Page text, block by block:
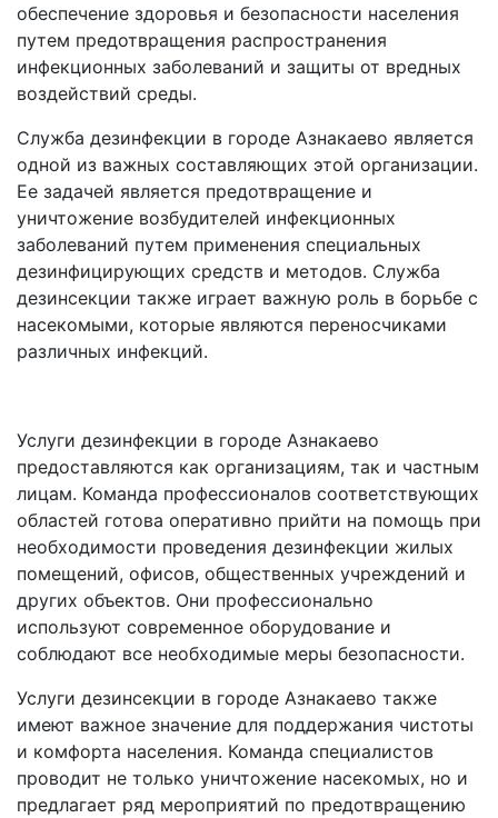
обеспечение здоровья и безопасности населения
путем предотвращения распространения
инфекционных заболеваний и защиты от вредных
воздействий среды.
Служба дезинфекции в городе Азнакаево является
одной из важных составляющих этой организации.
Ее задачей является предотвращение и
уничтожение возбудителей инфекционных
заболеваний путем применения специальных
дезинфицирующих средств и методов. Служба
дезинсекции также играет важную роль в борьбе с
насекомыми, которые являются переносчиками
различных инфекций.
Услуги дезинфекции в городе Азнакаево
предоставляются как организациям, так и частным
лицам. Команда профессионалов соответствующих
областей готова оперативно прийти на помощь при
необходимости проведения дезинфекции жилых
помещений, офисов, общественных учреждений и
других объектов. Они профессионально
используют современное оборудование и
соблюдают все необходимые меры безопасности.
Услуги дезинсекции в городе Азнакаево также
имеют важное значение для поддержания чистоты
и комфорта населения. Команда специалистов
проводит не только уничтожение насекомых, но и
предлагает ряд мероприятий по предотвращению